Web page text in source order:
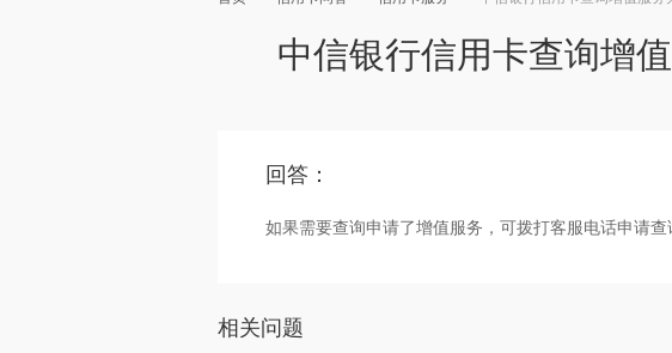
中信银行信用卡查询增
回答：
如果需要查询申请了增值服务，可拨打客服电话申请查
相关问题